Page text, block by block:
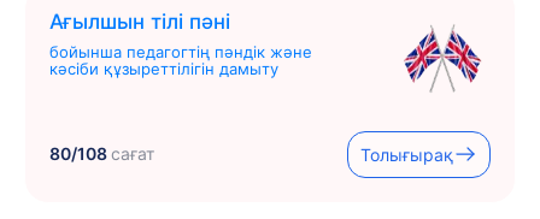
Ағылшын тілі пәні
бойынша педагогтің пәндік және
кәсіби құзыреттілігін дамыту
80/108сағат Толығырақ